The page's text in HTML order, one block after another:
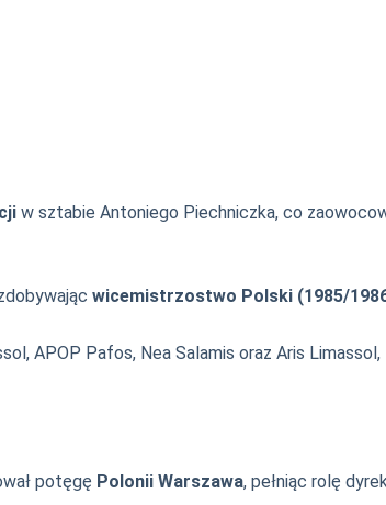
w sztabie Antoniego Piechniczka, co
wicemistrzostwo Polski (1985/
APOP Pafos, Nea Salamis oraz Aris
potęgę Polonii Warszawa, pełniąc rolę